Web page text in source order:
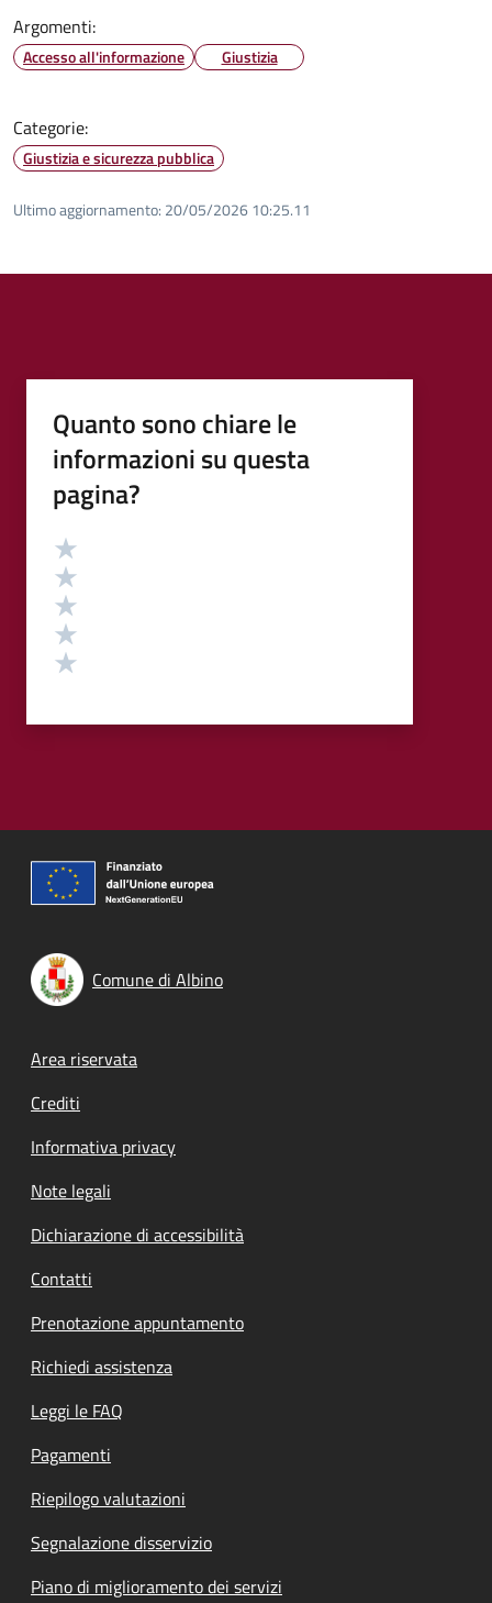
Argomenti:
Accesso all'informazione Giustizia
Categorie:
Giustizia e sicurezza pubblica
Ultimo aggiornamento: 20/05/2026 10:25.11
Quanto sono chiare le
informazioni su questa
pagina?
Valutazione
Comune di Albino
Footer menu
Area riservata
Crediti
Informativa privacy
Note legali
Dichiarazione di accessibilità
Contatti
Prenotazione appuntamento
Richiedi assistenza
Leggi le FAQ
Pagamenti
Riepilogo valutazioni
Segnalazione disservizio
Piano di miglioramento dei servizi